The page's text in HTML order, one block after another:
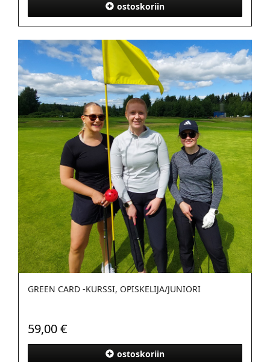
ostoskoriin
GREEN CARD -KURSSI, OPISKELIJA/JUNIORI
59,00 €
ostoskoriin